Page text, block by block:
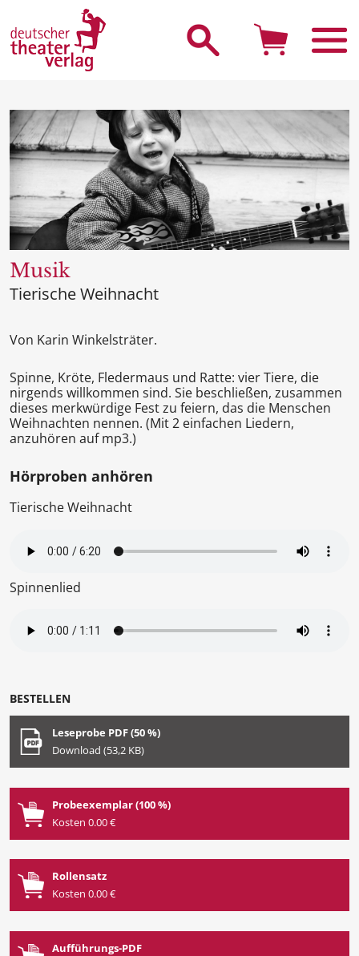
Musik
Tierische Weihnacht
Von Karin Winkelsträter.
Spinne, Kröte, Fledermaus und Ratte: vier Tiere, die
nirgends willkommen sind. Sie beschließen, zusammen
dieses merkwürdige Fest zu feiern, das die Menschen
Weihnachten nennen. (Mit 2 einfachen Liedern,
anzuhören auf mp3.)
Hörproben anhören
Tierische Weihnacht
Spinnenlied
BESTELLEN
Leseprobe PDF (50 %)
Download (53,2 KB)
Probeexemplar (100 %)
Kosten 0.00 €
Rollensatz
Kosten 0.00 €
Aufführungs-PDF